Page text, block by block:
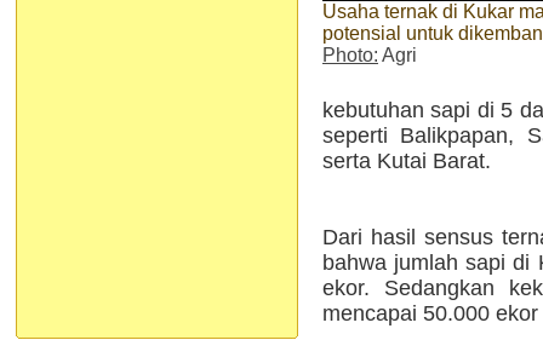
Usaha ternak di Kukar
potensial untuk
Photo: Agri
kebutuhan sapi di 5
seperti Balikpapan,
serta Kutai Barat.
Dari hasil sensus
bahwa jumlah sapi di
ekor. Sedangkan
mencapai 50.000